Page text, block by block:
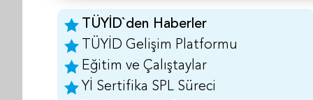
TÜYİD`den Haberler
TÜYİD Gelişim Platformu
Eğitim ve Çalıştaylar
Yİ Sertifika SPL Süreci